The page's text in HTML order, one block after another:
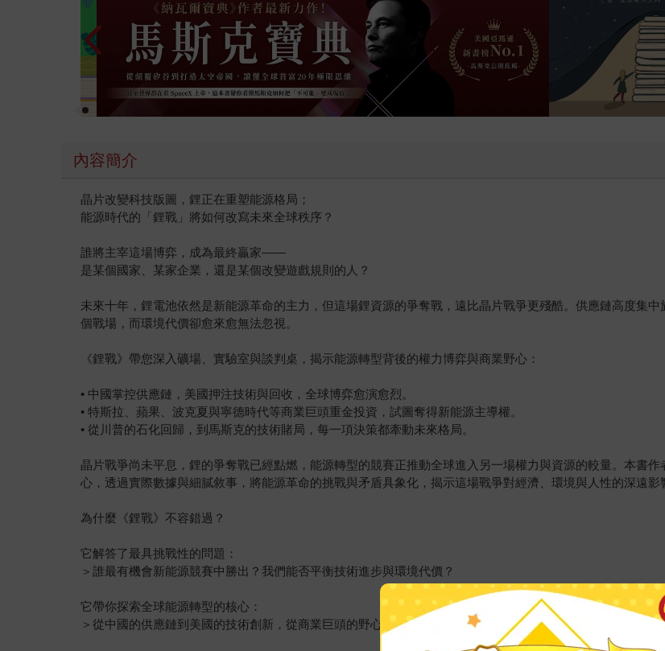
內容簡介
晶片改變科技版圖，鋰正在重塑能源格局；
能源時代的「鋰戰」將如何改寫未來全球秩序？
誰將主宰這場博弈，成為最終贏家——
是某個國家、某家企業，還是某個改變遊戲規則的人？
未來十年，鋰電池依然是新能源革命的主力，但這場鋰資源的爭奪戰，遠比晶片戰爭更殘酷。供應鏈高度集
個戰場，而環境代價卻愈來愈無法忽視。
《鋰戰》帶您深入礦場、實驗室與談判桌，揭示能源轉型背後的權力博弈與商業野心：
• 中國掌控供應鏈，美國押注技術與回收，全球博弈愈演愈烈。
• 特斯拉、蘋果、波克夏與寧德時代等商業巨頭重金投資，試圖奪得新能源主導權。
• 從川普的石化回歸，到馬斯克的技術賭局，每一項決策都牽動未來格局。
晶片戰爭尚未平息，鋰的爭奪戰已經點燃，能源轉型的競賽正推動全球進入另一場權力與資源的較量。本書
心，透過實際數據與細膩敘事，將能源革命的挑戰與矛盾具象化，揭示這場戰爭對經濟、環境與人性的深遠影
為什麼《鋰戰》不容錯過？
它解答了最具挑戰性的問題：
＞誰最有機會新能源競賽中勝出？我們能否平衡技術進步與環境代價？
它帶你探索全球能源轉型的核心：
＞從中國的供應鏈到美國的技術創新，從商業巨頭的野心到人性的選擇。